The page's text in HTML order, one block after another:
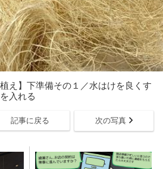
え】下準備その１／水はけを良くす
入れる
記事に戻る 次の写真